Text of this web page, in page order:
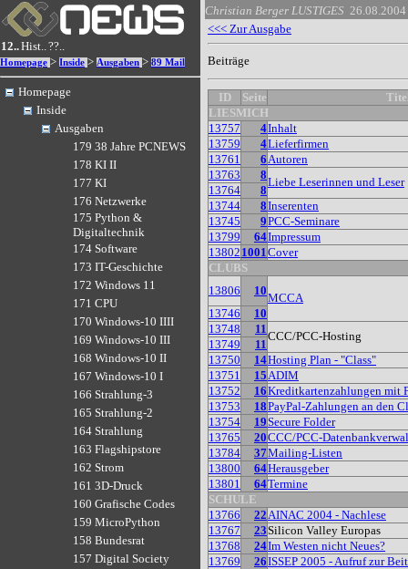
12..Hist..??..
Homepage > Inside > Ausgaben > 89 Mail
Homepage
Inside
Ausgaben
179 38 Jahre PCNEWS
178 KI II
177 KI
176 Netzwerke
175 Python &
Digitaltechnik
174 Software
173 IT-Geschichte
172 Windows 11
171 CPU
170 Windows-10 IIII
169 Windows-10 III
168 Windows-10 II
167 Windows-10 I
166 Strahlung-3
165 Strahlung-2
164 Strahlung
163 Flagshipstore
162 Strom
161 3D-Druck
160 Grafische Codes
159 MicroPython
158 Bundesrat
157 Digital Society
Christian Berger LUSTIGES 26.08.2004
<<< Zur Ausgabe
Beiträge
ID Seite
LIESMICH
13757
4Inhalt
13759
4Lieferfirmen
13761
6Autoren
13763
8
Liebe Leserinnen und Leser
13764
8
13744
8Inserenten
13745
9PCC-Seminare
13799
64Impressum
13802 1001Cover
CLUBS
13806
10
MCCA
13746
10
13748
11
CCC/PCC-Hosting
13749
11
13750
14Hosting Plan - "Class"
13751
15ADIM
13752
16Kreditkartenzahlungen mit
13753
18PayPal-Zahlungen an den
13754
19Secure Folder
13765
20CCC/PCC-
13784
37Mailing-Listen
13800
64Herausgeber
13801
64Termine
SCHULE
13766
22AINAC 2004 - Nachlese
13767
23Silicon Valley Europas
13768
24Im Westen nicht Neues?
13769
26ISSEP 2005 - Aufruf zur